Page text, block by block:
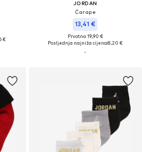
€
JORDAN
Čarape
13,41 €
Prvotno: 19,90 €
Posljednja najniža cijena:8,20 €